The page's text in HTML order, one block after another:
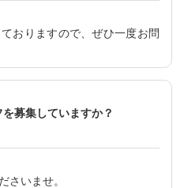
おりますので、ぜひ⼀度お問
募集していますか？
さいませ。